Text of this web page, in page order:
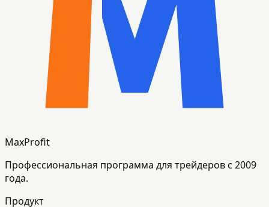
MaxProfit
Профессиональная программа для трейдеров с 2009
года.
Продукт